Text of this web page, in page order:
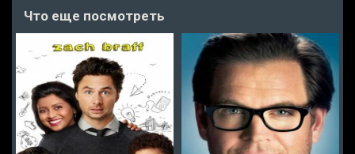
Что еще посмотреть